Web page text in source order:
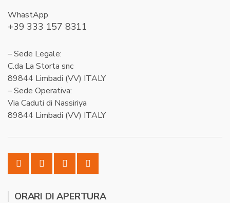
WhastApp
+39 333 157 8311
– Sede Legale:
C.da La Storta snc
89844 Limbadi (VV) ITALY
– Sede Operativa:
Via Caduti di Nassiriya
89844 Limbadi (VV) ITALY
ORARI DI APERTURA